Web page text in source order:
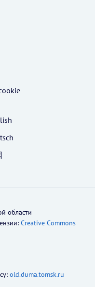
области
Creative Commons
old.duma.tomsk.ru